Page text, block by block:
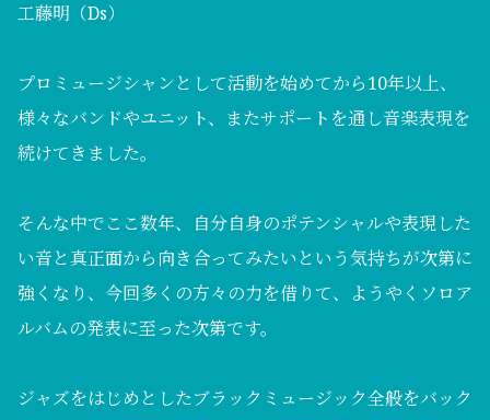
工藤明（Ds）
プロミュージシャンとして活動を始めてから10年以上、
様々なバンドやユニット、またサポートを通し音楽表現を
続けてきました。
そんな中でここ数年、自分自身のポテンシャルや表現した
い音と真正面から向き合ってみたいという気持ちが次第に
強くなり、今回多くの方々の力を借りて、ようやくソロア
ルバムの発表に至った次第です。
ジャズをはじめとしたブラックミュージック全般をバック